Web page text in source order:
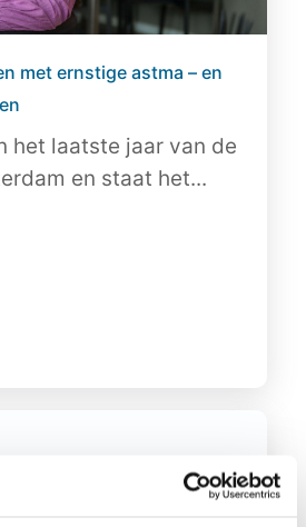
met ernstige astma – en
het laatste jaar van de
en staat het...